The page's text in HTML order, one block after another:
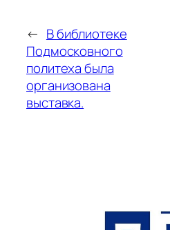
← В библиотеке
Подмосковного
политеха была
организована
выставка.